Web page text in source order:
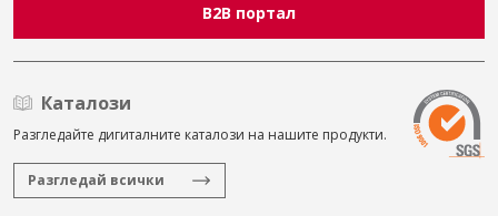
B2B портал
Каталози
Разгледайте дигиталните каталози на нашите продукти.
Разгледай всички